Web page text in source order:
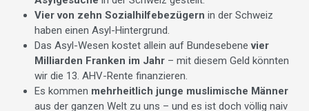
Vier von zehn Sozialhilfebezügern in der Schweiz
haben einen Asyl-Hintergrund.
Das Asyl-Wesen kostet allein auf Bundesebenevier
Milliarden Franken im Jahr – mit diesem Geld könnten
wir die 13. AHV-Rente finanzieren.
Es kommen mehrheitlich junge muslimische Männer
aus der ganzen Welt zu uns – und es ist doch völlig naiv